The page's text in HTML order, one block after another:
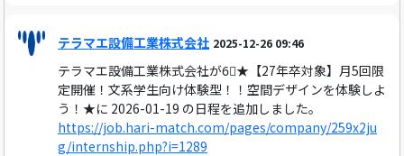
テラマエ設備工業株式会社 2025-12-26 09:46
テラマエ設備工業株式会社が6⃣★【27年卒対象】月5回限
定開催！文系学生向け体験型！！空間デザインを体験しよ
う！★に 2026-01-19 の日程を追加しました。
https://job.hari-match.com/pages/company/259x2ju
g/internship.php?i=1289